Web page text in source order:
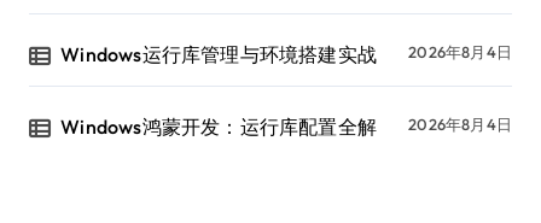
Windows运行库管理与环境搭建实战 2026年8月4日
Windows鸿蒙开发：运行库配置全解 2026年8月4日